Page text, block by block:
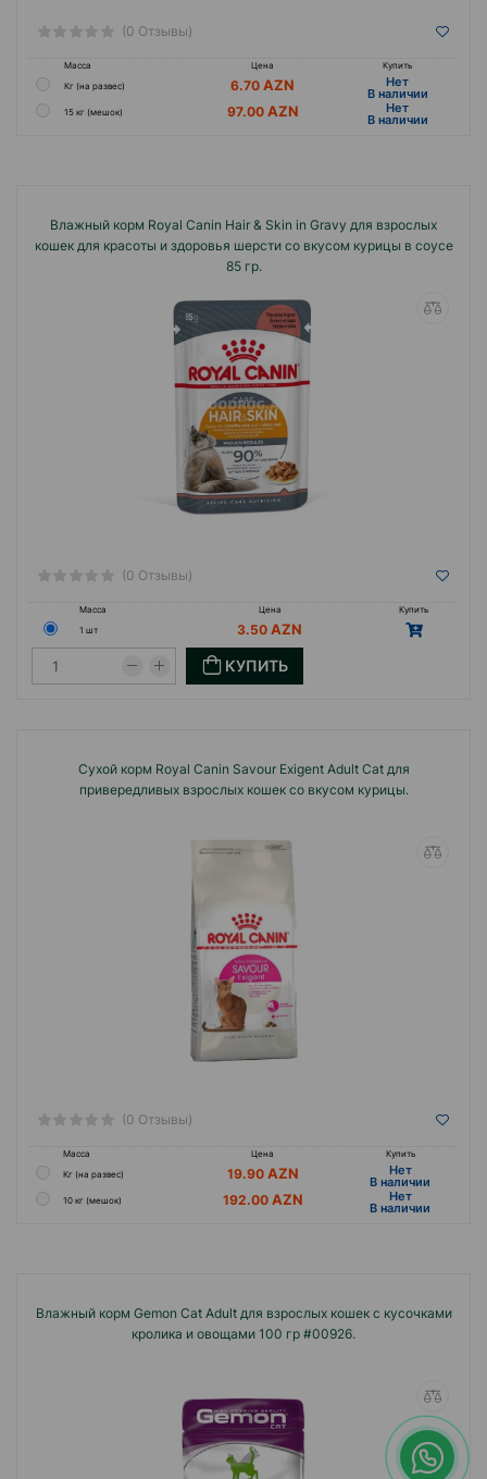
(0 Отзывы)
Масса Цена
Купить
Кг (на развес)
6.70 Hет
B наличии
15 кг (мешок) 97.00 Hет
B наличии
Влажный корм Royal Canin Hair & Skin in Gravy для взрослых
кошек для красоты и здоровья шерсти со вкусом курицы в соусе
85 гр.
(0 Отзывы)
Масса Цена
Купить
1 шт
3.50
КУПИТЬ
Сухой корм Royal Canin Savour Exigent Adult Cat для
привередливых взрослых кошек со вкусом курицы.
(0 Отзывы)
Масса Цена
Купить
Кг (на развес)
19.90 Hет
B наличии
10 кг (мешок) 192.00 Hет
B наличии
Влажный корм Gemon Cat Adult для взрослых кошек с кусочками
кролика и овощами 100 гр #00926.